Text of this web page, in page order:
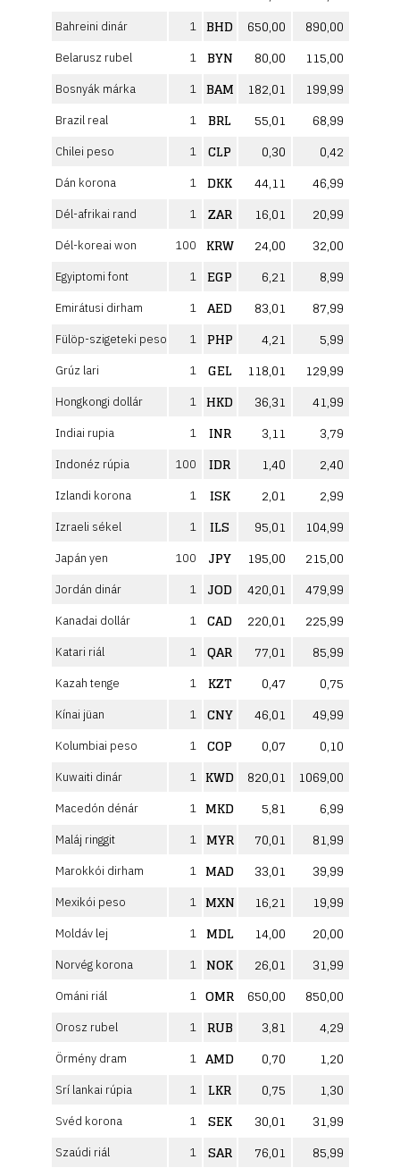
Bahreini dinár 1 BHD 650,00 890,00
Belarusz rubel 1 BYN 80,00 115,00
Bosnyák márka 1 BAM 182,01 199,99
Brazil real 1 BRL 55,01 68,99
Chilei peso 1 CLP 0,30 0,42
Dán korona 1 DKK 44,11 46,99
Dél-afrikai rand 1 ZAR 16,01 20,99
Dél-koreai won 100 KRW 24,00 32,00
Egyiptomi font 1 EGP 6,21 8,99
Emirátusi dirham 1 AED 83,01 87,99
Fülöp-szigeteki peso 1 PHP 4,21 5,99
Grúz lari 1 GEL 118,01 129,99
Hongkongi dollár 1 HKD 36,31 41,99
Indiai rupia 1 INR 3,11 3,79
Indonéz rúpia 100 IDR 1,40 2,40
Izlandi korona 1 ISK 2,01 2,99
Izraeli sékel 1 ILS 95,01 104,99
Japán yen 100 JPY 195,00 215,00
Jordán dinár 1 JOD 420,01 479,99
Kanadai dollár 1 CAD 220,01 225,99
Katari riál 1 QAR 77,01 85,99
Kazah tenge 1 KZT 0,47 0,75
Kínai jüan 1 CNY 46,01 49,99
Kolumbiai peso 1 COP 0,07 0,10
Kuwaiti dinár 1 KWD 820,01 1069,00
Macedón dénár 1 MKD 5,81 6,99
Maláj ringgit 1 MYR 70,01 81,99
Marokkói dirham 1 MAD 33,01 39,99
Mexikói peso 1 MXN 16,21 19,99
Moldáv lej 1 MDL 14,00 20,00
Norvég korona 1 NOK 26,01 31,99
Ománi riál 1 OMR 650,00 850,00
Orosz rubel 1 RUB 3,81 4,29
Örmény dram 1 AMD 0,70 1,20
Srí lankai rúpia 1 LKR 0,75 1,30
Svéd korona 1 SEK 30,01 31,99
Szaúdi riál 1 SAR 76,01 85,99